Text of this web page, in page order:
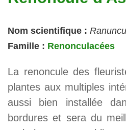
Nom scientifique :
Famille : Renonculacées
La renoncule des
plantes aux multiples
aussi bien installée
bordures et sera du